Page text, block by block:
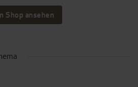
Shop ansehen